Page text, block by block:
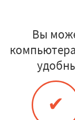
Вы
✔